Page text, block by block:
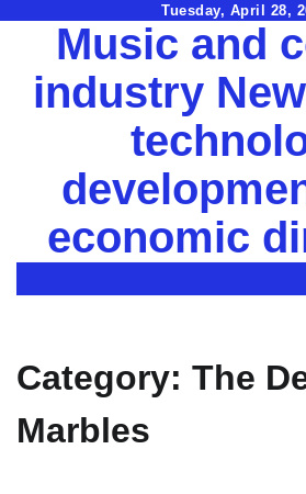
Tuesday, April 28,
Music and
industry
economic
Category: The
Marbles